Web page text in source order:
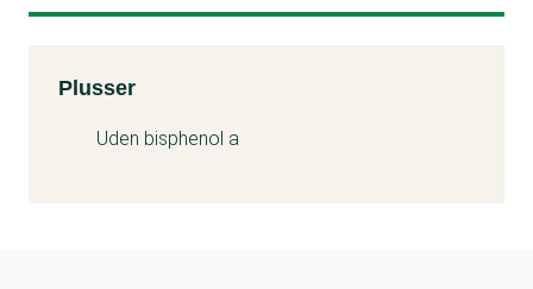
Kemitest
Plusser
Uden bisphenol a